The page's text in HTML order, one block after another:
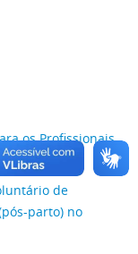
os Profissionais
de
parto) no